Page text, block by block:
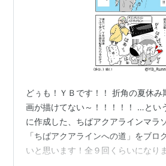
どぅも！ＹＢです！！ 折角の夏休み
画が描けてない～！！！！！ …とい
に作成した、ちばアクアラインマラ
「ちばアクアラインへの道」をブロ
いと思います！全９回くらいになり